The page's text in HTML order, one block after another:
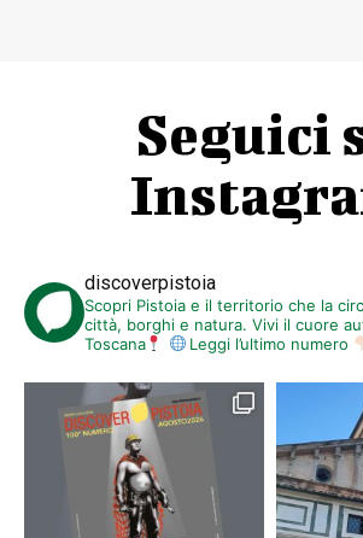
Seguici
discoverpistoia
Scopri Pistoia e il territorio che la
città, borghi e natura. Vivi il cuore
Toscana
Leggi l’ultimo numero